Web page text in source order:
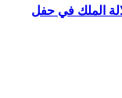
الملك في حفل